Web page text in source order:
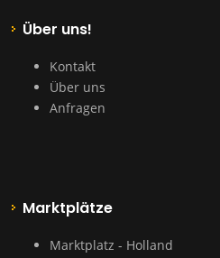
Über uns!
Kontakt
Über uns
Anfragen
Marktplätze
Marktplatz - Holland